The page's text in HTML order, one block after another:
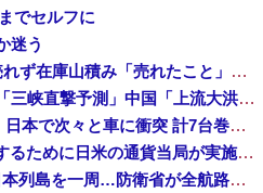
でセルフに
迷う
中国、止められないEV製造 売れず在庫山積み「売れたこと」にして補助金を騙し取る事案を思いつきが横行
中国「台風接近！」台風13号「三峡直撃予測」中国「上流大洪水！（三峡上流」中国都市「8/5の映像（動画」三峡ダム「緊急放流（決壊危機」中国「下流大水害（震え声」→
韓国人インフルエンサー(49)、日本で次々と車に衝突 計7台巻き込み 八王子
岸田文雄元首相「円安を阻止するために日米の通貨当局が実施した為替介入は一時しのぎに過ぎない」
中国とロシア海軍艦艇4隻が日本列島を一周…防衛省が全航路を公開！